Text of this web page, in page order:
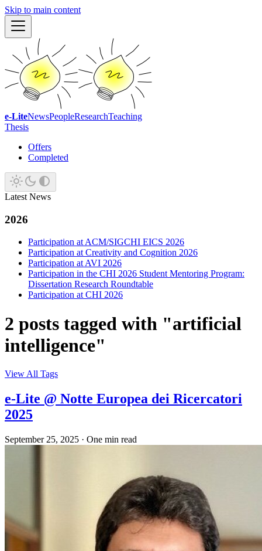
Skip to main content
e-LiteNewsPeopleResearchTeaching
Thesis
Offers
Completed
Latest News
2026
Participation at ACM/SIGCHI EICS 2026
Participation at Creativity and Cognition 2026
Participation at AVI 2026
Participation in the CHI 2026 Student Mentoring Program:
Dissertation Research Roundtable
Participation at CHI 2026
2 posts tagged with "artificial
intelligence"
View All Tags
e-Lite @ Notte Europea dei Ricercatori
2025
September 25, 2025 · One min read